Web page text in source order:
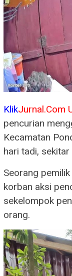
KlikJurnal.Com
pencurian
Kecamatan
hari tadi,
Seorang
korban aksi
sekelompok
orang.